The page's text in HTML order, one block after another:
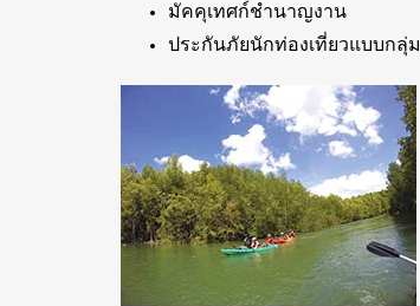
มัคคุเทศก์ชำนาญงาน
ประกันภัยนักท่องเที่ยวแบบกลุ่ม